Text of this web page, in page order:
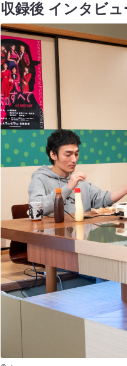
収録後 インタビュ